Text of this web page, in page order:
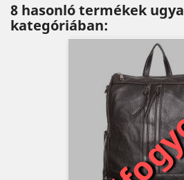
8 hasonló termékek
kategóriában: